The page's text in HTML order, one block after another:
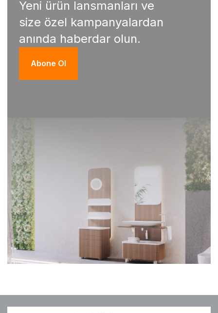
Yeni ürün lansmanları ve
size özel kampanyalardan
anında haberdar olun.
Abone Ol